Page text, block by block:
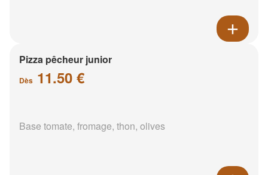
Pizza pêcheur junior
Dès 11.50 €
Base tomate, fromage, thon, olives